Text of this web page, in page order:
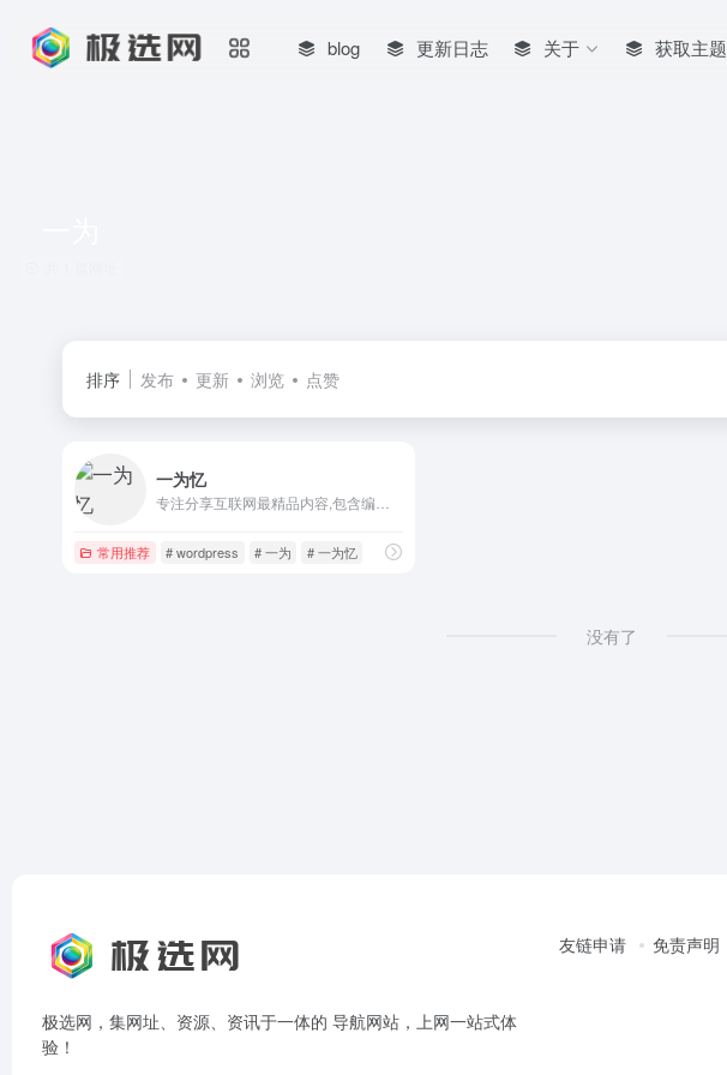
blog 更新日志 关于 获取主题
排序 发布 更新 浏览 点赞
一为忆
常用推荐 # wordpress # 一为 # 一为忆
没有了
极选网，集网址、资源、资讯于一体的 导航网站，上网一站式体
验！
友链申请 免责声明